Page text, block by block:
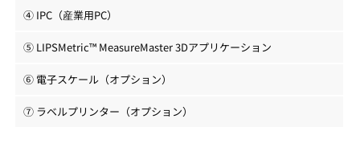
④ IPC（産業用PC）
⑤ LIPSMetric™ MeasureMaster 3Dアプリケーション
⑥ 電子スケール（オプション）
⑦ ラベルプリンター（オプション）